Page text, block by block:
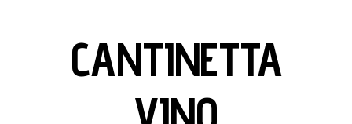
CANTINETTA